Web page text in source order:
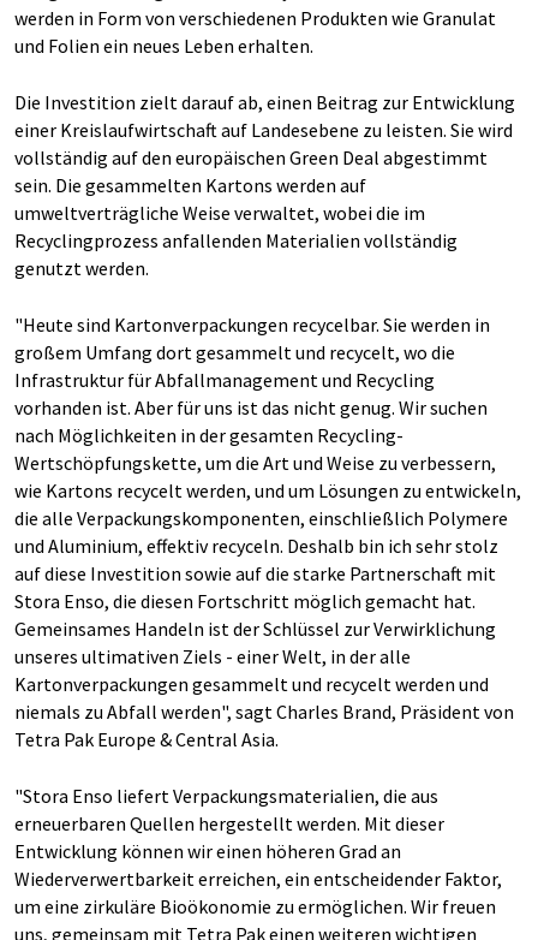
werden in Form von verschiedenen Produkten wie Granulat
und Folien ein neues Leben erhalten.
Die Investition zielt darauf ab, einen Beitrag zur Entwicklung
einer Kreislaufwirtschaft auf Landesebene zu leisten. Sie wird
vollständig auf den europäischen Green Deal abgestimmt
sein. Die gesammelten Kartons werden auf
umweltverträgliche Weise verwaltet, wobei die im
Recyclingprozess anfallenden Materialien vollständig
genutzt werden.
"Heute sind Kartonverpackungen recycelbar. Sie werden in
großem Umfang dort gesammelt und recycelt, wo die
Infrastruktur für Abfallmanagement und Recycling
vorhanden ist. Aber für uns ist das nicht genug. Wir suchen
nach Möglichkeiten in der gesamten Recycling-
Wertschöpfungskette, um die Art und Weise zu verbessern,
wie Kartons recycelt werden, und um Lösungen zu entwickeln,
die alle Verpackungskomponenten, einschließlich Polymere
und Aluminium, effektiv recyceln. Deshalb bin ich sehr stolz
auf diese Investition sowie auf die starke Partnerschaft mit
Stora Enso, die diesen Fortschritt möglich gemacht hat.
Gemeinsames Handeln ist der Schlüssel zur Verwirklichung
unseres ultimativen Ziels - einer Welt, in der alle
Kartonverpackungen gesammelt und recycelt werden und
niemals zu Abfall werden", sagt Charles Brand, Präsident von
Tetra Pak Europe & Central Asia.
"Stora Enso liefert Verpackungsmaterialien, die aus
erneuerbaren Quellen hergestellt werden. Mit dieser
Entwicklung können wir einen höheren Grad an
Wiederverwertbarkeit erreichen, ein entscheidender Faktor,
um eine zirkuläre Bioökonomie zu ermöglichen. Wir freuen
uns, gemeinsam mit Tetra Pak einen weiteren wichtigen